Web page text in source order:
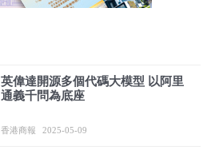
英偉達開源多個代碼大模型 以阿里
通義千問為底座
香港商報 2025-05-09